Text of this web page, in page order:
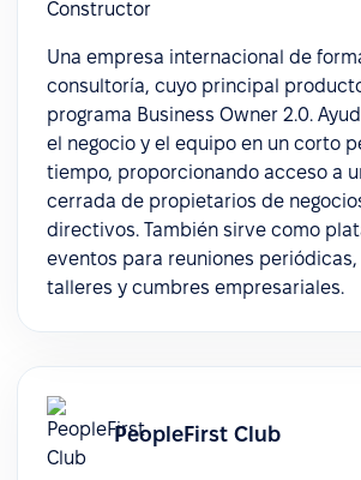
Una empresa internacional de
consultoría, cuyo principal
programa Business Owner 2.0.
el negocio y el equipo en un corto
tiempo, proporcionando acceso a
cerrada de propietarios de
directivos. También sirve como
eventos para reuniones
talleres y cumbres empresariales.
PeopleFirst Club